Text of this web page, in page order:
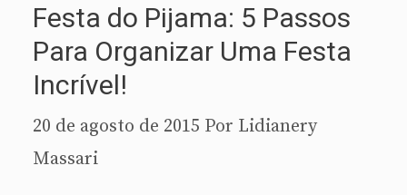
Festa do Pijama: 5 Passos
Para Organizar Uma Festa
Incrível!
20 de agosto de 2015 Por Lidianery
Massari